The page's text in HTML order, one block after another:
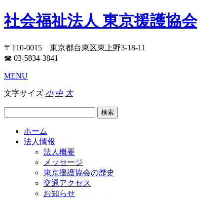
社会福祉法人 東京援護協会
〒110-0015 東京都台東区東上野3-18-11
☎ 03-5834-3841
MENU
文字サイズ 小 中 大
ホーム
法人情報
法人概要
メッセージ
東京援護協会の歴史
交通アクセス
お知らせ